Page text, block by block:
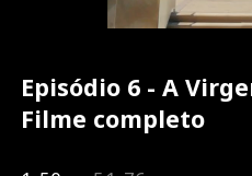
Episódio 6 - A
Filme completo